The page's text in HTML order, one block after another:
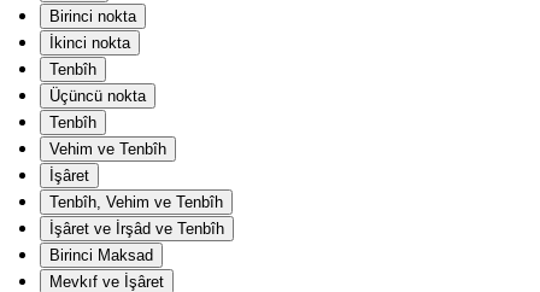
Birinci nokta
İkinci nokta
Tenbîh
Üçüncü nokta
Tenbîh
Vehim ve Tenbîh
İşâret
Tenbîh, Vehim ve Tenbîh
İşâret ve İrşâd ve Tenbîh
Birinci Maksad
Mevkıf ve İşâret